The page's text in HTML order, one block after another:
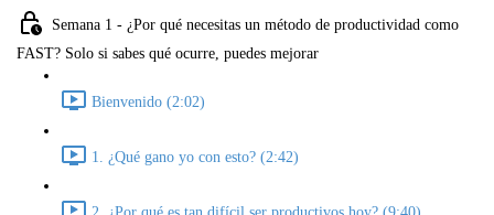
Semana 1 - ¿Por qué necesitas un método de productividad como
FAST? Solo si sabes qué ocurre, puedes mejorar
Bienvenido (2:02)
1. ¿Qué gano yo con esto? (2:42)